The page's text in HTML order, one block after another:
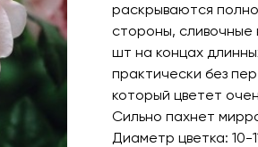
раскрываются
стороны, сливочные
шт на концах
практически без
который цветет
Сильно пахнет
Диаметр цветка: 10-